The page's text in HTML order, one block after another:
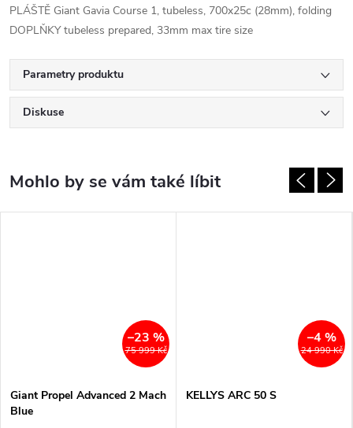
PLÁŠTĚ Giant Gavia Course 1, tubeless, 700x25c (28mm), folding
DOPLŇKY tubeless prepared, 33mm max tire size
Parametry produktu
Diskuse
75 999 Kč
–23 %
Giant Propel Advanced 2 Mach
Blue
24 990 Kč
–4 %
KELLYS ARC 50 S